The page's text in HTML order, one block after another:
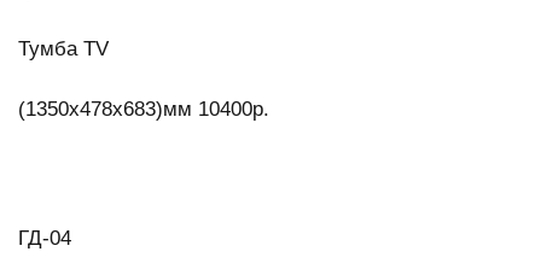
Тумба TV
(1350х478х683)мм 10400р.
ГД-04